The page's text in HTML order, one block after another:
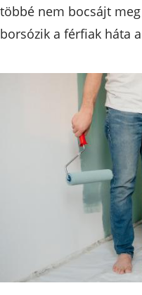
többé nem bocsájt
borsózik a férfiak háta